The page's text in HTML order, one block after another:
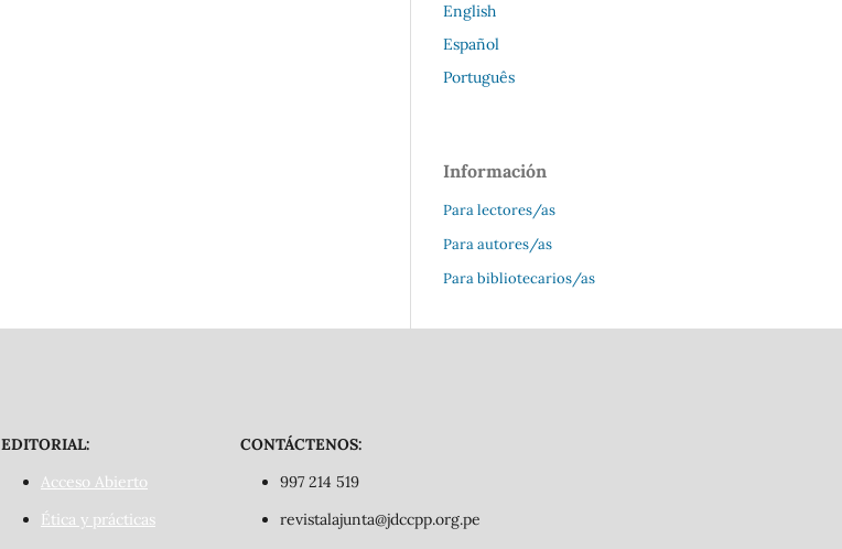
English
Español
Português
Información
Para lectores/as
Para autores/as
Para bibliotecarios/as
EDITORIAL:
Acceso Abierto
Ética y prácticas
CONTÁCTENOS:
997 214 519
revistalajunta@jdccpp.org.pe